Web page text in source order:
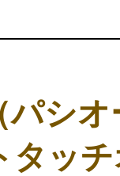
パシ
タッ